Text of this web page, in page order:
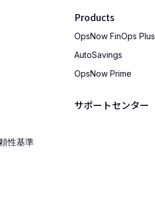
Products
OpsNow FinOps Plus
AutoSavings
OpsNow Prime
サポートセンター